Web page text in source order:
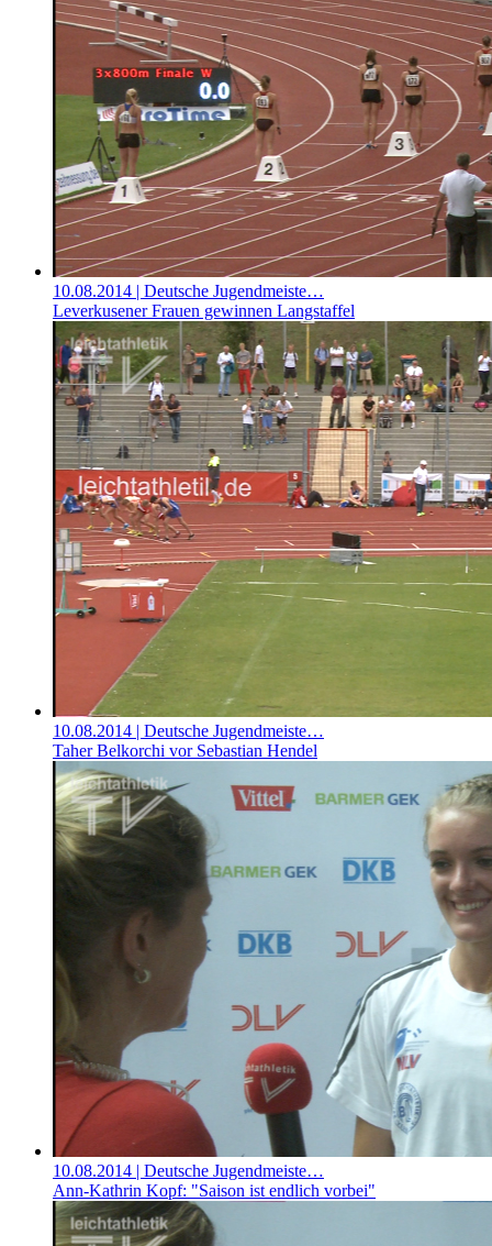
10.08.2014 | Deutsche Jugendmeiste…
Leverkusener Frauen gewinnen Langstaffel
10.08.2014 | Deutsche Jugendmeiste…
Taher Belkorchi vor Sebastian Hendel
10.08.2014 | Deutsche Jugendmeiste…
Ann-Kathrin Kopf: "Saison ist endlich vorbei"